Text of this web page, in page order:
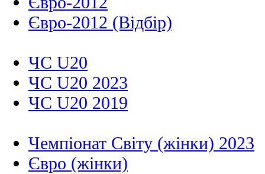
Євро-2012 (Відбір)
ЧС U20
ЧС U20 2023
ЧС U20 2019
Чемпіонат Світу (жінки) 2023
Євро (жінки)